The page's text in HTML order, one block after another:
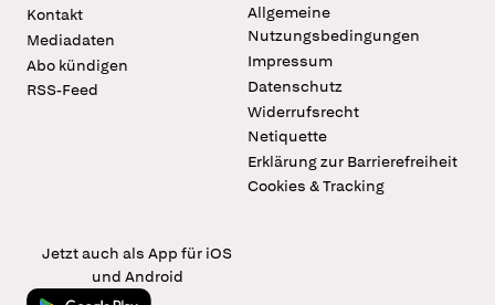
Kontakt
Mediadaten
Abo kündigen
RSS-Feed
Allgemeine
Nutzungsbedingungen
Impressum
Datenschutz
Widerrufsrecht
Netiquette
Erklärung zur Barrierefreiheit
Cookies & Tracking
Jetzt auch als App für iOS
und Android